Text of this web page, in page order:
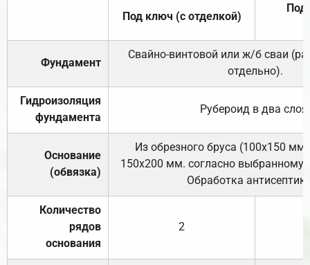
Под ключ (с отделкой)
Под
Фундамент
Свайно-винтовой или ж/б сваи
отдельно).
Гидроизоляция
фундамента
Рубероид в два слоя.
Основание
(обвязка)
Из обрезного бруса (100х150
150х200 мм. согласно выбранному
Обработка
Количество
рядов
основания
2